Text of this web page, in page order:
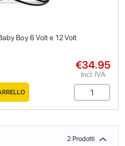
Boy 6 Volt e 12 Volt
€34.95
Incl. IVA
2 Prodotti